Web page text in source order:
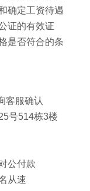
确定工资待遇
证的有效证
是否符合的条
客服确认
号514栋3楼
公付款
从速